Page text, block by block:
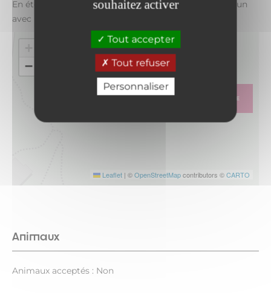
souhaitez activer
Tout accepter
Tout refuser
Personnaliser
En été, le vallon est accessible en transport en commun
avec la ligne 1 - descendre à l'arrêt "Orgère"
−
Leaflet | ©OpenStreetMapcontributors ©CARTO
ITINÉRAIRE
Animaux
Animaux acceptés : Non